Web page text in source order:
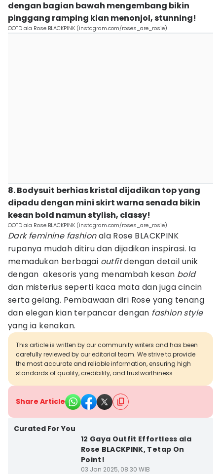
dengan bagian bawah mengembang bikin
pinggang ramping kian menonjol, stunning!
OOTD ala Rose BLACKPINK (instagram.com/roses_are_rosie)
8. Bodysuit berhias kristal dijadikan top yang
dipadu dengan mini skirt warna senada bikin
kesan bold namun stylish, classy!
OOTD ala Rose BLACKPINK (instagram.com/roses_are_rosie)
Dark feminine fashionala Rose BLACKPINK
rupanya mudah ditiru dan dijadikan inspirasi. Ia
memadukan berbagai outfitdengan detail unik
dengan akesoris yang menambah kesan bold
dan misterius seperti kaca mata dan juga cincin
serta gelang. Pembawaan diri Rose yang tenang
dan elegan kian terpancar dengan fashion style
yang ia kenakan.
This article is written by our community writers and has been
carefully reviewed by our editorial team. We strive to provide
the most accurate and reliable information, ensuring high
standards of quality, credibility, and trustworthiness.
Share Article
Curated For You
12 Gaya Outfit Effortless ala
Rose BLACKPINK, Tetap On
Point!
03 Jan 2025, 08:30 WIB